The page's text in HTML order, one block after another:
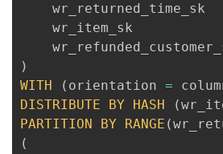
wr_returned_time_sk
wr_item_sk
)
WITH
( orientation =
DISTRIBUTE
BY HASH (
PARTITION
BY RANGE (
(